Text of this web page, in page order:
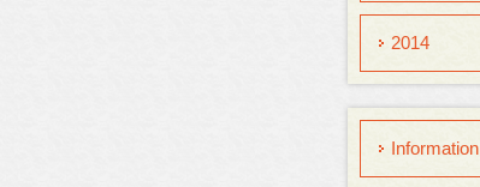
2014
Information